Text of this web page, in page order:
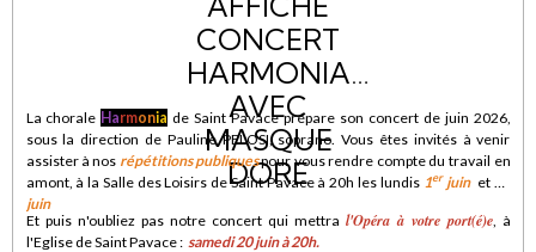
La chorale Harmonia de Saint Pavace prépare son concert de juin 2026,
sous la direction de Pauline PELOSI, soprano. Vous êtes invités à venir
assister à nos répétitions publiquespour vous rendre compte du travail en
amont, à la Salle des Loisirs de Saint Pavace à 20h les lundis 1erjuin et 15
juin
Et puis n'oubliez pas notre concert qui mettra l'Opéra à votre port(é)e, à
l'Eglise de Saint Pavace : samedi 20 juin à 20h.